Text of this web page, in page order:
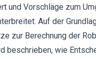
und Vorschläge zum
Auf der
zur Berechnung der
beschrieben, wie